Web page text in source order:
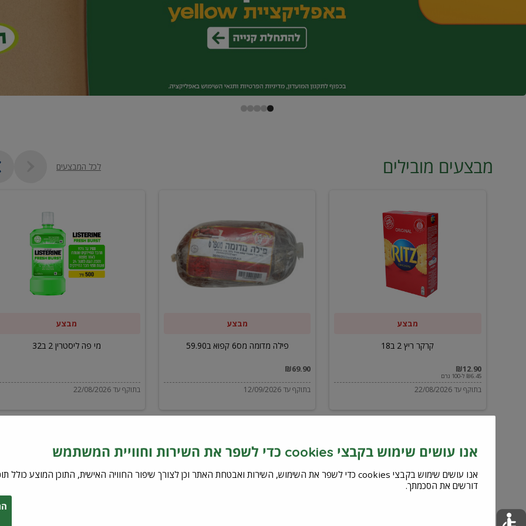
מבצעים מובילים לכל המבצעים
מבצע
קרקר ריץ 2 ב18
₪12.90
₪6.45 ל-100 גרם
בתוקף עד 22/08/2026
מדומה
מס6
קפוא
מבצע
פילה מדומה מס6 קפוא ב59.90
₪69.90
בתוקף עד 12/09/2026
ליסטרין
מבצע
מי פה ליסטרין 2 ב32
בתוקף עד 22/08/2026
אנו עושים שימוש בקבצי cookies כדי לשפר את השירות וחוויית המשתמש
דורשים את הסכמתך.